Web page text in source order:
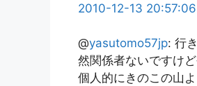
2010-12-13 20:57:06
@yasutomo57jp: 行
然関係者ないですけ
個人的にきのこの山